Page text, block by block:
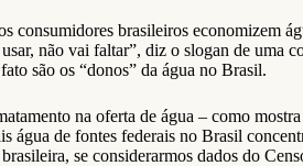
brasileiros economizem
não vai faltar”, diz o slogan de
são os “donos” da água no Brasil.
na oferta de água – como
água de fontes federais no Brasil
se considerarmos dados do